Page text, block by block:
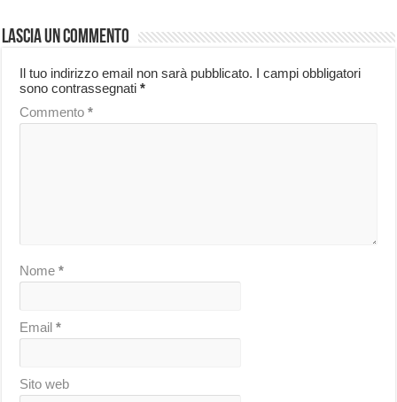
Lascia un commento
Il tuo indirizzo email non sarà pubblicato. I campi obbligatori
sono contrassegnati*
Commento*
Nome*
Email*
Sito web